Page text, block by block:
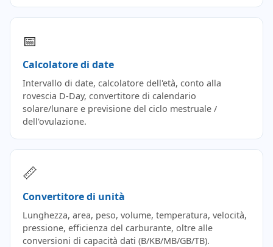
📅
Calcolatore di date
Intervallo di date, calcolatore dell'età, conto alla
rovescia D-Day, convertitore di calendario
solare/lunare e previsione del ciclo mestruale /
dell'ovulazione.
📏
Convertitore di unità
Lunghezza, area, peso, volume, temperatura, velocità,
pressione, efficienza del carburante, oltre alle
conversioni di capacità dati (B/KB/MB/GB/TB).